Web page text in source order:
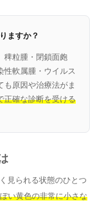
ますか？
稗粒腫・閉鎖面皰
性軟属腫・ウイルス
も原因や治療法がま
正確な診断を受ける
見られる状態のひとつ
い黄色の非常に小さな